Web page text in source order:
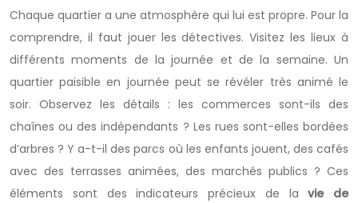
Chaque quartier a une atmosphère qui lui est propre. Pour la
comprendre, il faut jouer les détectives. Visitez les lieux à
différents moments de la journée et de la semaine. Un
quartier paisible en journée peut se révéler très animé le
soir. Observez les détails : les commerces sont-ils des
chaînes ou des indépendants ? Les rues sont-elles bordées
d’arbres ? Y a-t-il des parcs où les enfants jouent, des cafés
avec des terrasses animées, des marchés publics ? Ces
éléments sont des indicateurs précieux de lavie de